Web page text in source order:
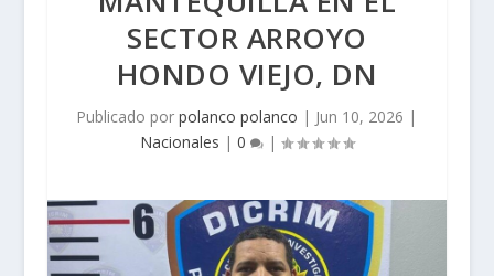
SECTOR ARROYO
HONDO VIEJO, DN
Publicado porpolanco polanco | Jun 10, 2026 |
Nacionales | 0 |